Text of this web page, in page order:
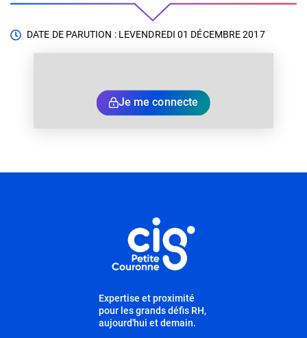
DATE DE PARUTION : LEVENDREDI 01 DÉCEMBRE 2017
Je me connecte
Expertise et proximité
pour les grands défis RH,
aujourd'hui et demain.